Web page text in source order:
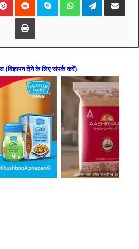
Print
(विज्ञापन देने के लिए संपर्क करें)